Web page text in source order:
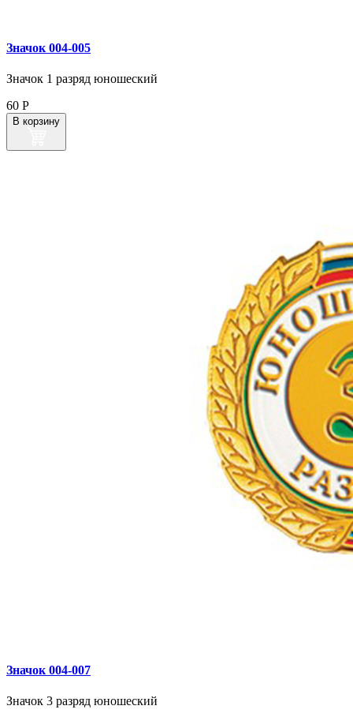
Значок 004‑005
Значок 1 разряд юношеский
60 Р
В корзину
Значок 004‑007
Значок 3 разряд юношеский